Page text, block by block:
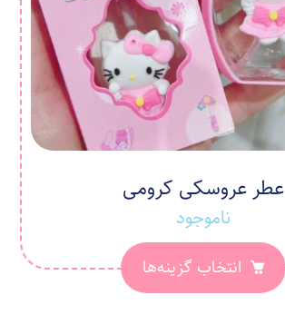
عطر عروسکی کرومی
ناموجود
انتخاب گزینه‌ها